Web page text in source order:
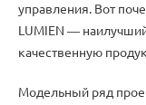
управления. Вот
LUMIEN ―
качественную
Модельный ряд